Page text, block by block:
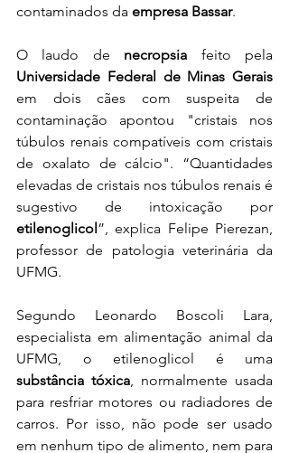
contaminados da empresa Bassar.
O laudo de necropsia
Universidade Federal de Minas Gerais
em dois cães com suspeita de
contaminação apontou "cristais nos
túbulos renais compatíveis com cristais
de oxalato de cálcio". “Quantidades
elevadas de cristais nos túbulos renais é
etilenoglicol”, explica Felipe Pierezan,
professor de patologia veterinária da
UFMG.
Segundo Leonardo Boscoli Lara,
especialista em alimentação animal da
substância tóxica, normalmente usada
para resfriar motores ou radiadores de
carros. Por isso, não pode ser usado
em nenhum tipo de alimento, nem para